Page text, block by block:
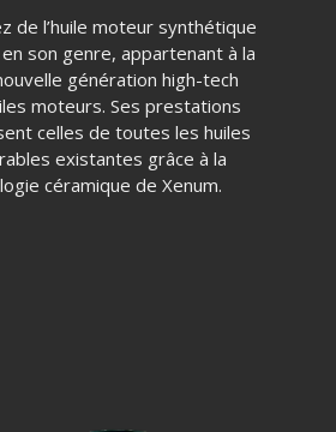
de l’huile moteur synthétique
son genre, appartenant à la
génération high-tech
moteurs. Ses prestations
celles de toutes les huiles
existantes grâce à la
céramique de Xenum.